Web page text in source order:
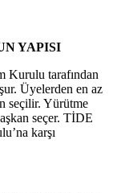
YAPISI
tarafından
Üyelerden en az
seçilir. Yürütme
seçer. TİDE
karşı